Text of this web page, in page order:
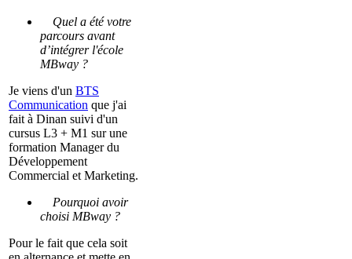
Quel a été votre
parcours avant
d’intégrer l'école
MBway ?
Je viens d'un BTS
Communication que j'ai
fait à Dinan suivi d'un
cursus L3 + M1 sur une
formation Manager du
Développement
Commercial et Marketing.
Pourquoi avoir
choisi MBway ?
Pour le fait que cela soit